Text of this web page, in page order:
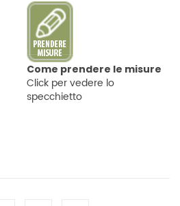
Come prendere le misure
Click per vedere lo
specchietto